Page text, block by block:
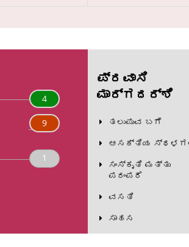
4
9
1
ಪ್ರವಾಸಿ
ಮಾರ್ಗದರ್ಶಿ
ತಲುಪುವ ಬಗೆ
ಆಸಕ್ತಿಯ
ಸಂಸ್ಕೃತಿ ಮತ್ತು
ಪರಂಪರೆ
ವಸತಿ
ಸಾಹಸ